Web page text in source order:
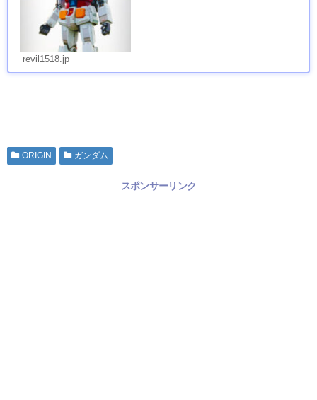
revil1518.jp
ORIGIN ガンダム
スポンサーリンク